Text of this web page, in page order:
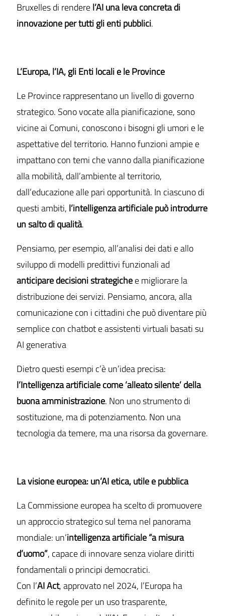
Bruxelles di renderel’AI una leva concreta di
innovazione per tutti gli enti pubblici.
L’Europa, l’IA, gli Enti locali e le Province
Le Province rappresentano un livello di governo
strategico. Sono vocate alla pianificazione, sono
vicine ai Comuni, conoscono i bisogni gli umori e le
aspettative del territorio. Hanno funzioni ampie e
impattano con temi che vanno dalla pianificazione
alla mobilità, dall’ambiente al territorio,
dall’educazione alle pari opportunità. In ciascuno di
questi ambiti, l’intelligenza artificiale può introdurre
un salto di qualità.
Pensiamo, per esempio, all’analisi dei dati e allo
sviluppo di modelli predittivi funzionali ad
anticipare decisioni strategichee migliorare la
distribuzione dei servizi. Pensiamo, ancora, alla
comunicazione con i cittadini che può diventare più
semplice con chatbot e assistenti virtuali basati su
AI generativa
Dietro questi esempi c’è un’idea precisa:
l’Intelligenza artificiale come ‘alleato silente’ della
buona amministrazione. Non uno strumento di
sostituzione, ma di potenziamento. Non una
tecnologia da temere, ma una risorsa da governare.
La visione europea: un’AI etica, utile e pubblica
La Commissione europea ha scelto di promuovere
un approccio strategico sul tema nel panorama
mondiale: un’intelligenza artificiale “a misura
d’uomo”, capace di innovare senza violare diritti
fondamentali o principi democratici.
Con l’AI Act, approvato nel 2024, l’Europa ha
definito le regole per un uso trasparente,